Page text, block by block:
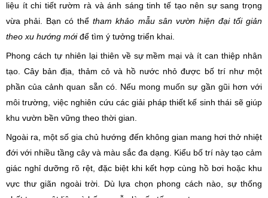
liệu ít chi tiết rườm rà và ánh sáng tinh tế tạo nên sự sang trọng
vừa phải. Bạn có thểtham khảo mẫu sân vườn hiện đại tối giản
theo xu hướng mớiđể tìm ý tưởng triển khai.
Phong cách tự nhiên lại thiên về sự mềm mại và ít can thiệp nhân
tạo. Cây bản địa, thảm cỏ và hồ nước nhỏ được bố trí như một
phần của cảnh quan sẵn có. Nếu mong muốn sự gần gũi hơn với
môi trường, việc nghiên cứu các giải pháp thiết kế sinh thái sẽ giúp
khu vườn bền vững theo thời gian.
Ngoài ra, một số gia chủ hướng đến không gian mang hơi thở nhiệt
đới với nhiều tầng cây và màu sắc đa dạng. Kiểu bố trí này tạo cảm
giác nghỉ dưỡng rõ rệt, đặc biệt khi kết hợp cùng hồ bơi hoặc khu
vực thư giãn ngoài trời. Dù lựa chọn phong cách nào, sự thống